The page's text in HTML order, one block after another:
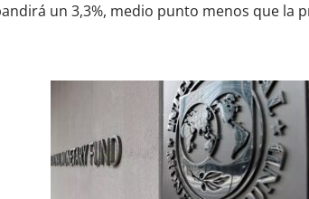
un 3,3%, medio punto menos que la